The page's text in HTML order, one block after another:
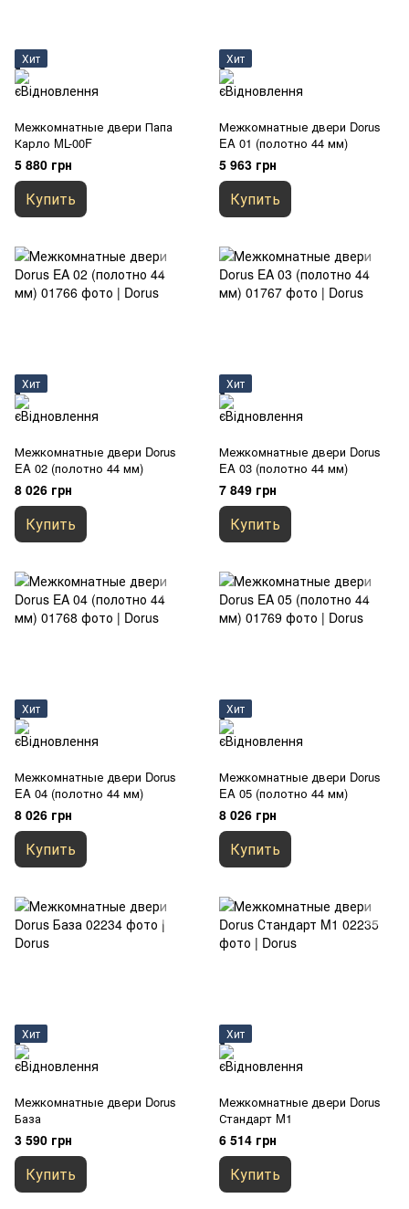
Хит
Межкомнатные двери Папа
Карло ML-00F
5 880 грн
Купить
Хит
Межкомнатные двери Dorus
EA 01 (полотно 44 мм)
5 963 грн
Купить
Хит
Межкомнатные двери Dorus
EA 02 (полотно 44 мм)
8 026 грн
Купить
Хит
Межкомнатные двери Dorus
EA 03 (полотно 44 мм)
7 849 грн
Купить
Хит
Межкомнатные двери Dorus
EA 04 (полотно 44 мм)
8 026 грн
Купить
Хит
Межкомнатные двери Dorus
EA 05 (полотно 44 мм)
8 026 грн
Купить
Хит
Межкомнатные двери Dorus
База
3 590 грн
Купить
Хит
Межкомнатные двери Dorus
Стандарт M1
6 514 грн
Купить